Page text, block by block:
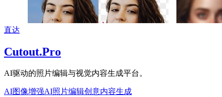
直达
Cutout.Pro
AI驱动的照片编辑与视觉内容生成平台。
AI图像增强AI照片编辑创意内容生成